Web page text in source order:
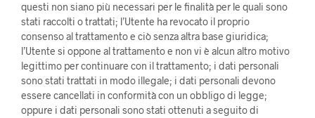
questi non siano più necessari per le finalità per le quali sono
stati raccolti o trattati; l’Utente ha revocato il proprio
consenso al trattamento e ciò senza altra base giuridica;
l’Utente si oppone al trattamento e non vi è alcun altro motivo
legittimo per continuare con il trattamento; i dati personali
sono stati trattati in modo illegale; i dati personali devono
essere cancellati in conformità con un obbligo di legge;
oppure i dati personali sono stati ottenuti a seguito di